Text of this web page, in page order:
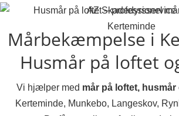
AZ Skadedyrsservice
Mårbekæmpelse i
Husmår på loftet
Vi hjælper med mår på loftet,
Kerteminde, Munkebo, Langeskov,